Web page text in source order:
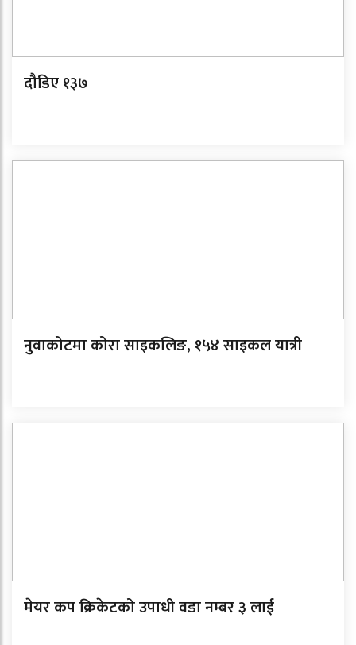
दौडिए १३७
नुवाकोटमा कोरा साइकलिङ, १५४ साइकल यात्री
मेयर कप क्रिकेटको उपाधी वडा नम्बर ३ लाई